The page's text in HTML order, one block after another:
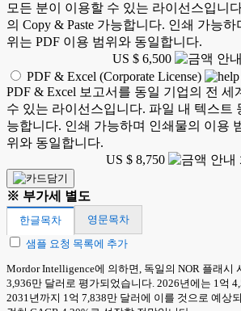
모든 분이 이용할 수 있는 라이선스입니
의 Copy & Paste 가능합니다. 인쇄 가능
위는 PDF 이용 범위와 동일합니다.
US $ 6,500
PDF & Excel (Corporate License)
PDF & Excel 보고서를 동일 기업의 전 세
수 있는 라이선스입니다. 파일 내 텍스트
능합니다. 인쇄 가능하며 인쇄물의 이용
위와 동일합니다.
US $ 8,750
※ 부가세 별도
한글목차
영문목차
샘플 요청 목록에 추가
Mordor Intelligence에 의하면, 독일의 NOR 플래시
3,936만 달러로 평가되었습니다. 2026년에는 1억
2031년까지 1억 7,838만 달러에 이를 것으로 예상